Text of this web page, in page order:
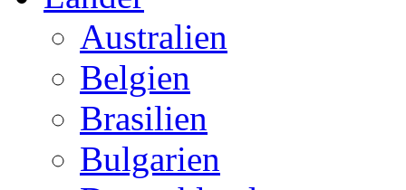
Australien
Belgien
Brasilien
Bulgarien